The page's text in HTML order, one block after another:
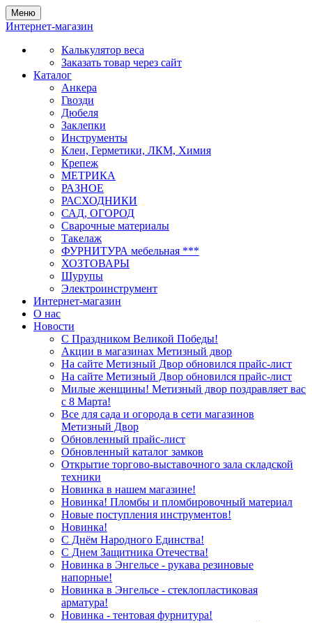
Меню
Интернет-магазин
Калькулятор веса
Заказать товар через сайт
Каталог
Анкера
Гвозди
Дюбеля
Заклепки
Инструменты
Клеи, Герметики, ЛКМ, Химия
Крепеж
МЕТРИКА
РАЗНОЕ
РАСХОДНИКИ
САД, ОГОРОД
Сварочные материалы
Такелаж
ФУРНИТУРА мебельная ***
ХОЗТОВАРЫ
Шурупы
Электроинструмент
Интернет-магазин
О нас
Новости
С Праздником Великой Победы!
Акции в магазинах Метизный двор
На сайте Метизный Двор обновился прайс-лист
На сайте Метизный Двор обновился прайс-лист
Милые женщины! Метизный двор поздравляет вас
с 8 Марта!
Все для сада и огорода в сети магазинов
Метизный Двор
Обновленный прайс-лист
Обновленный каталог замков
Открытие торгово-выставочного зала складской
техники
Новинка в нашем магазине!
Новинка! Пломбы и пломбировочный материал
Новые поступления инструментов!
Новинка!
С Днём Народного Единства!
С Днем Защитника Отечества!
Новинка в Энгельсе - рукава резиновые
напорные!
Новинка в Энгельсе - стеклопластиковая
арматура!
Новинка - тентовая фурнитура!